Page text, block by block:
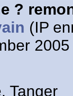
?
(IP
Tanger